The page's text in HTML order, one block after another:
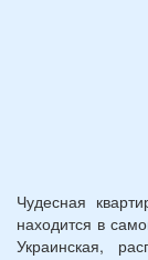
Чудесная
находится в
Украинская,